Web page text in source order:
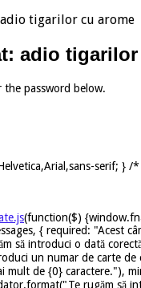
tigarilor cu arome
adio
password below.
serif; }
(function($)
{ required: "Acest
să introduci o dată
un numar de carte
de {0} caractere."),
rugăm să